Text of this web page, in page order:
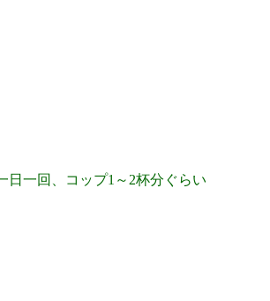
日一回、コップ1～2杯分ぐらい